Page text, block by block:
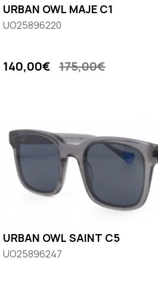
URBAN OWL MAJE C1
UO25896220
140,00€ 175,00€
URBAN OWL SAINT C5
UO25896247